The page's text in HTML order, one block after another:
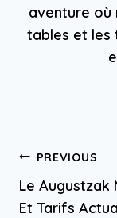
aventure où
tables et les
Post
PREVIOUS
Le Augustzak
Et Tarifs